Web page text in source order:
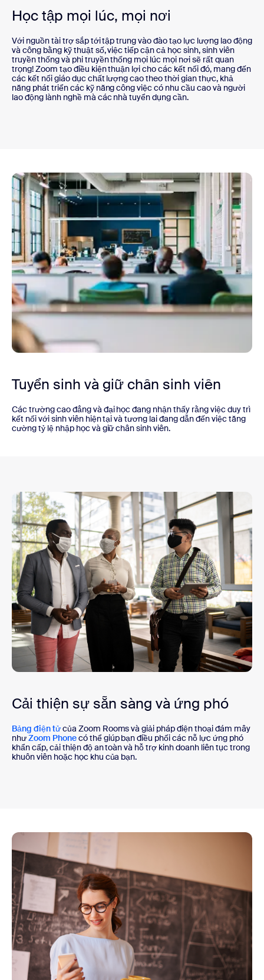
Học tập mọi lúc, mọi nơi
Với nguồn tài trợ sắp tới tập trung vào đào tạo lực lượng lao động
và công bằng kỹ thuật số, việc tiếp cận cả học sinh, sinh viên
truyền thống và phi truyền thống mọi lúc mọi nơi sẽ rất quan
trọng! Zoom tạo điều kiện thuận lợi cho các kết nối đó, mang đến
các kết nối giáo dục chất lượng cao theo thời gian thực, khả
năng phát triển các kỹ năng công việc có nhu cầu cao và người
lao động lành nghề mà các nhà tuyển dụng cần.
Tuyển sinh và giữ chân sinh viên
Các trường cao đẳng và đại học đang nhận thấy rằng việc duy trì
kết nối với sinh viên hiện tại và tương lai đang dẫn đến việc tăng
cường tỷ lệ nhập học và giữ chân sinh viên.
Cải thiện sự sẵn sàng và ứng phó
Bảng điện tửcủa Zoom Rooms và giải pháp điện thoại đám mây
nhưZoom Phonecó thể giúp bạn điều phối các nỗ lực ứng phó
khẩn cấp, cải thiện độ an toàn và hỗ trợ kinh doanh liên tục trong
khuôn viên hoặc học khu của bạn.